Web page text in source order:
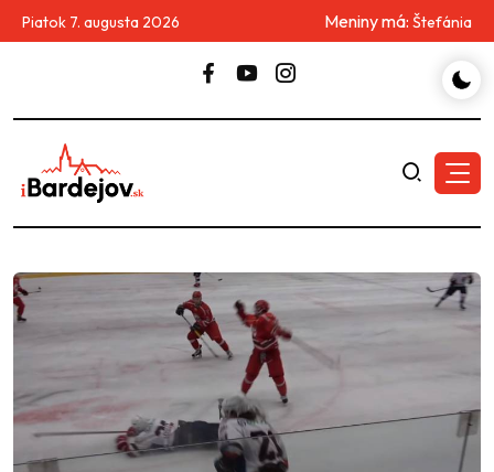
Piatok 7. augusta 2026 Meniny má: Štefánia